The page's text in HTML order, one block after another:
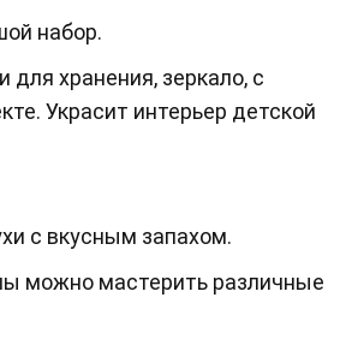
набор.
хранения, зеркало, с
Украсит интерьер детской
с вкусным запахом.
можно мастерить различные